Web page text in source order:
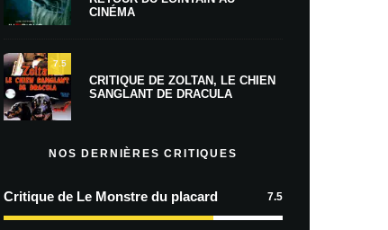
CINÉMA
7.5
CRITIQUE DE ZOLTAN, LE CHIEN
SANGLANT DE DRACULA
NOS DERNIÈRES CRITIQUES
Critique de Le Monstre du placard 7.5